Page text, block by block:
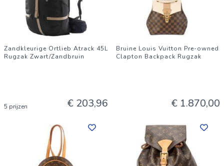
Zandkleurige Ortlieb Atrack 45L
Rugzak Zwart/Zandbruin
5 prijzen € 203,96
Bruine Louis Vuitton Pre-owned
Clapton Backpack Rugzak
€ 1.870,00